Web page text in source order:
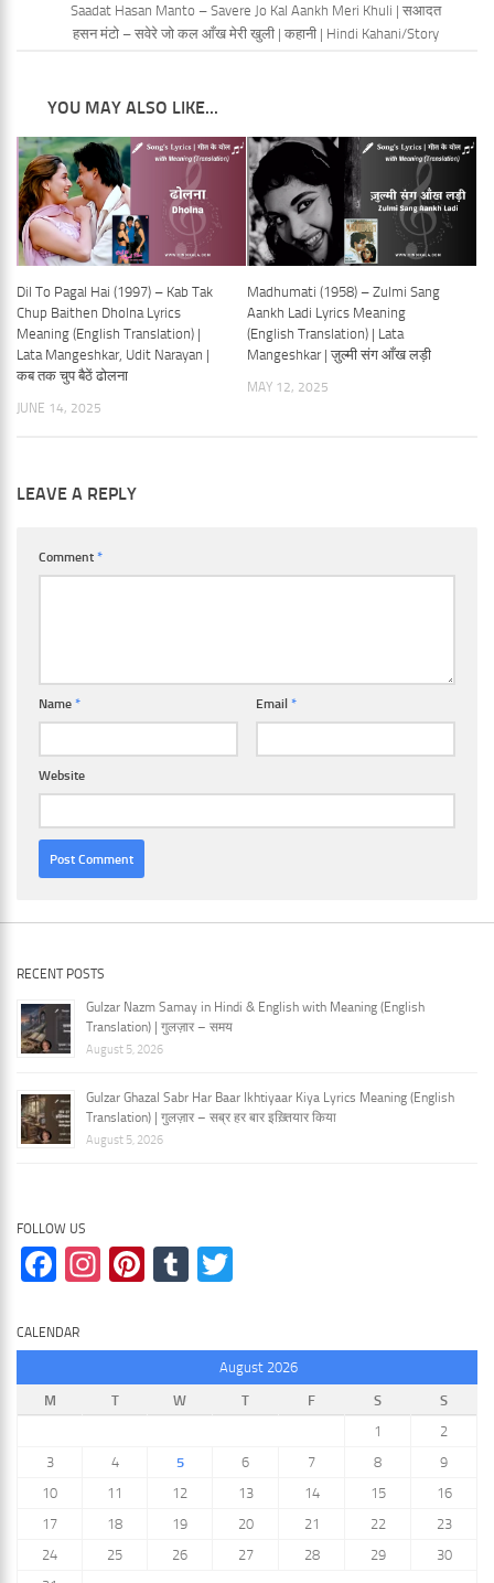
Saadat Hasan Manto – Savere Jo Kal Aankh Meri Khuli | सआदत
हसन मंटो – सवेरे जो कल आँख मेरी खुली | कहानी | Hindi Kahani/Story
YOU MAY ALSO LIKE...
Dil To Pagal Hai (1997) – Kab Tak
Chup Baithen Dholna Lyrics
Meaning (English Translation) |
Lata Mangeshkar, Udit Narayan |
कब तक चुप बैठें ढोलना
JUNE 14, 2025
Madhumati (1958) – Zulmi Sang
Aankh Ladi Lyrics Meaning
(English Translation) | Lata
Mangeshkar | ज़ुल्मी संग आँख लड़ी
MAY 12, 2025
LEAVE A REPLY
Comment *
Name * Email *
Website
RECENT POSTS
Gulzar Nazm Samay in Hindi & English with Meaning (English
Translation) | गुलज़ार – समय
August 5, 2026
Gulzar Ghazal Sabr Har Baar Ikhtiyaar Kiya Lyrics Meaning (English
Translation) | गुलज़ार – सब्र हर बार इख़्तियार किया
August 5, 2026
FOLLOW US
Facebook
Instagram
Pinterest
Tumblr
CALENDAR
August 2026
M
T W T F S
S
1
2
3
4 5 6 7 8
9
10
11 12 13 14 15
16
17
18 19 20 21 22
23
24
25 26 27 28 29
30